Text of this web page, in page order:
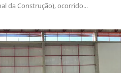
da Construção), ocorrido...